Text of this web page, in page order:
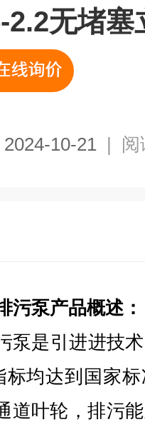
2.2无堵塞
2024-10-21 | 阅
污泵产品概述：
泵是引进进技
标均达到国家
道叶轮，排污